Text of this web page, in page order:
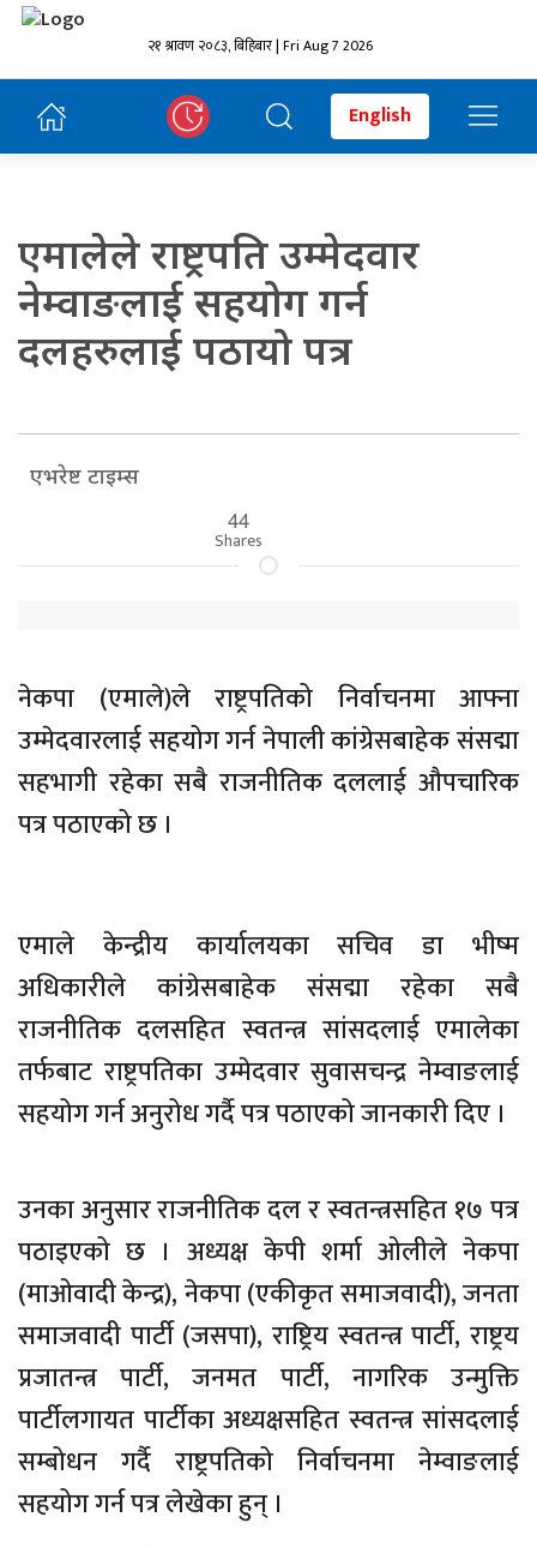
२१ श्रावण २०८३, बिहिबार | Fri Aug 7 2026
English
एमालेले राष्ट्रपति उम्मेदवार
नेम्वाङलाई सहयोग गर्न
दलहरुलाई पठायो पत्र
एभरेष्ट टाइम्स
44
Shares
नेकपा (एमाले)ले राष्ट्रपतिको निर्वाचनमा आफ्ना
उम्मेदवारलाई सहयोग गर्न नेपाली कांग्रेसबाहेक संसद्मा
सहभागी रहेका सबै राजनीतिक दललाई औपचारिक
पत्र पठाएको छ ।
एमाले केन्द्रीय कार्यालयका सचिव डा भीष्म
अधिकारीले कांग्रेसबाहेक संसद्मा रहेका सबै
राजनीतिक दलसहित स्वतन्त्र सांसदलाई एमालेका
तर्फबाट राष्ट्रपतिका उम्मेदवार सुवासचन्द्र नेम्वाङलाई
सहयोग गर्न अनुरोध गर्दै पत्र पठाएको जानकारी दिए ।
उनका अनुसार राजनीतिक दल र स्वतन्त्रसहित १७ पत्र
पठाइएको छ । अध्यक्ष केपी शर्मा ओलीले नेकपा
(माओवादी केन्द्र), नेकपा (एकीकृत समाजवादी), जनता
समाजवादी पार्टी (जसपा), राष्ट्रिय स्वतन्त्र पार्टी, राष्ट्रय
प्रजातन्त्र पार्टी, जनमत पार्टी, नागरिक उन्मुक्ति
पार्टीलगायत पार्टीका अध्यक्षसहित स्वतन्त्र सांसदलाई
सम्बोधन गर्दै राष्ट्रपतिको निर्वाचनमा नेम्वाङलाई
सहयोग गर्न पत्र लेखेका हुन् ।